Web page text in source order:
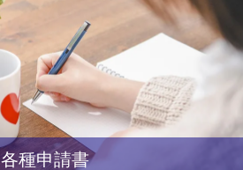
各種申請書